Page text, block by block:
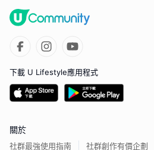
下載 U Lifestyle應用程式
關於
社群最強使用指南 社群創作有價企劃